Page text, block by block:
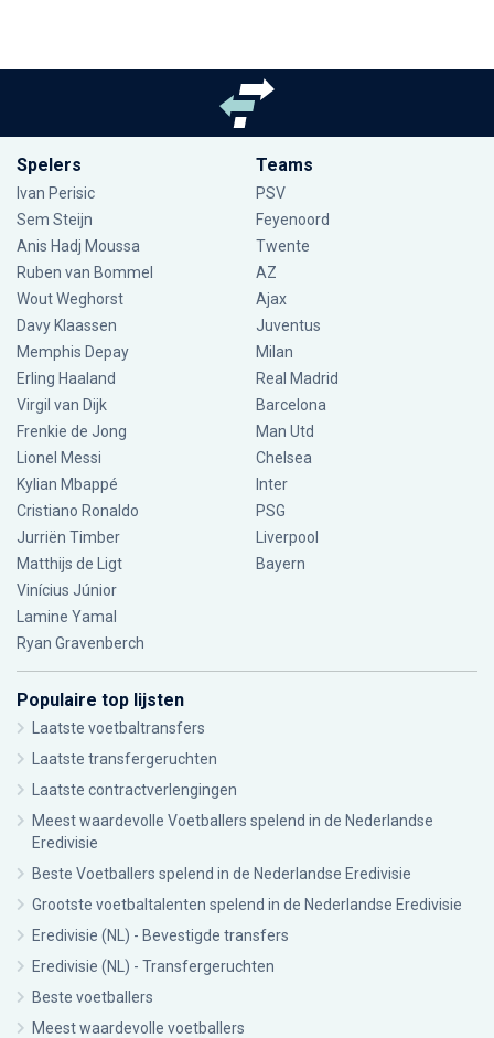
Spelers
Ivan Perisic
Sem Steijn
Anis Hadj Moussa
Ruben van Bommel
Wout Weghorst
Davy Klaassen
Memphis Depay
Erling Haaland
Virgil van Dijk
Frenkie de Jong
Lionel Messi
Kylian Mbappé
Cristiano Ronaldo
Jurriën Timber
Matthijs de Ligt
Vinícius Júnior
Lamine Yamal
Ryan Gravenberch
Teams
PSV
Feyenoord
Twente
AZ
Ajax
Juventus
Milan
Real Madrid
Barcelona
Man Utd
Chelsea
Inter
PSG
Liverpool
Bayern
Populaire top lijsten
Laatste voetbaltransfers
Laatste transfergeruchten
Laatste contractverlengingen
Meest waardevolle Voetballers spelend in de Nederlandse
Eredivisie
Beste Voetballers spelend in de Nederlandse Eredivisie
Grootste voetbaltalenten spelend in de Nederlandse Eredivisie
Eredivisie (NL) - Bevestigde transfers
Eredivisie (NL) - Transfergeruchten
Beste voetballers
Meest waardevolle voetballers